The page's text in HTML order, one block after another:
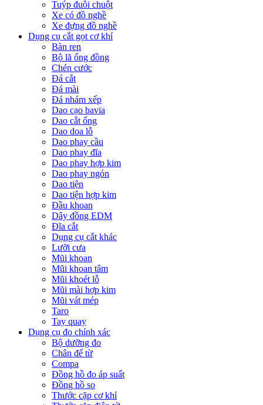
Tuýp đuôi chuột
Xe có đồ nghề
Xe đựng đồ nghề
Dụng cụ cắt gọt cơ khí
Bàn ren
Bộ lã ống đồng
Chén cước
Đá cắt
Đá mài
Đá nhám xếp
Dao cạo bavia
Dao cắt ống
Dao doa lỗ
Dao phay cầu
Dao phay đĩa
Dao phay hợp kim
Dao phay ngón
Dao tiện
Dao tiện hợp kim
Đầu khoan
Dây đồng EDM
Đĩa cắt
Dụng cụ cắt khác
Lưỡi cưa
Mũi khoan
Mũi khoan tâm
Mũi khoét lỗ
Mũi mài hợp kim
Mũi vát mép
Taro
Tay quay
Dụng cụ đo chính xác
Bộ dưỡng đo
Chân đế từ
Compa
Đồng hồ đo áp suất
Đồng hồ so
Thước cặp cơ khí